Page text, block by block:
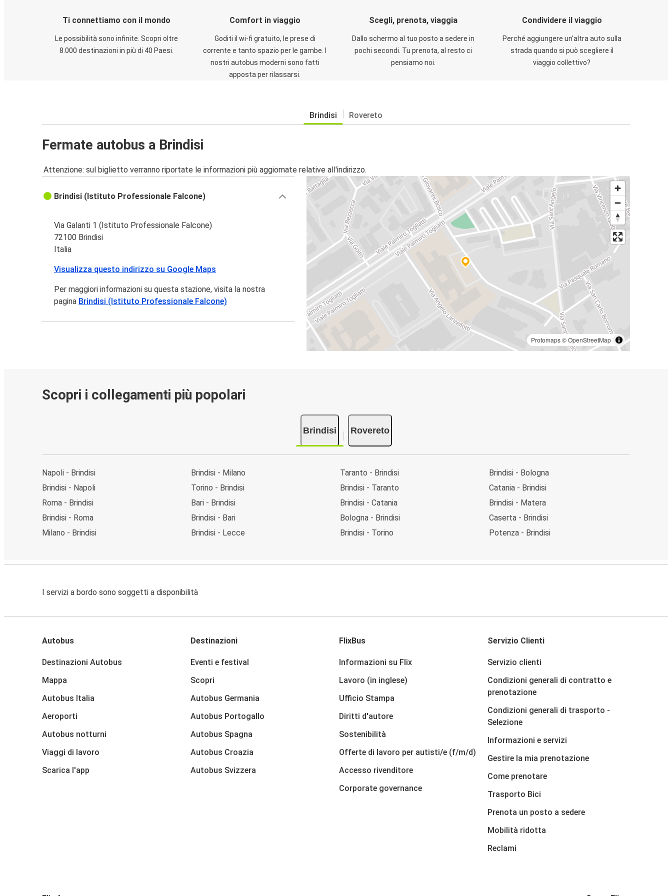
Ti connettiamo con il mondo
Le possibilità sono infinite. Scopri oltre
8.000 destinazioni in più di 40 Paesi.
Comfort in viaggio
Goditi il wi-fi gratuito, le prese di
corrente e tanto spazio per le gambe. I
nostri autobus moderni sono fatti
apposta per rilassarsi.
Scegli, prenota, viaggia
Dallo schermo al tuo posto a sedere in
pochi secondi. Tu prenota, al resto ci
pensiamo noi.
Condividere il viaggio
Perché aggiungere un'altra auto sulla
strada quando si può scegliere il
viaggio collettivo?
Brindisi Rovereto
Fermate autobus a Brindisi
Attenzione: sul biglietto verranno riportate le informazioni più aggiornate relative all'indirizzo.
Protomaps©OpenStreetMap
Brindisi (Istituto Professionale Falcone)
Via Galanti 1 (Istituto Professionale Falcone)
72100 Brindisi
Italia
Visualizza questo indirizzo su Google Maps
Per maggiori informazioni su questa stazione, visita la nostra
pagina Brindisi (Istituto Professionale Falcone)
Scopri i collegamenti più popolari
Brindisi Rovereto
Napoli - Brindisi
Brindisi - Napoli
Roma - Brindisi
Brindisi - Roma
Milano - Brindisi
Brindisi - Milano
Torino - Brindisi
Bari - Brindisi
Brindisi - Bari
Brindisi - Lecce
Taranto - Brindisi
Brindisi - Taranto
Brindisi - Catania
Bologna - Brindisi
Brindisi - Torino
Brindisi - Bologna
Catania - Brindisi
Brindisi - Matera
Caserta - Brindisi
Potenza - Brindisi
I servizi a bordo sono soggetti a disponibilità
Autobus
Destinazioni Autobus
Mappa
Autobus Italia
Aeroporti
Autobus notturni
Viaggi di lavoro
Scarica l'app
Destinazioni
Eventi e festival
Scopri
Autobus Germania
Autobus Portogallo
Autobus Spagna
Autobus Croazia
Autobus Svizzera
FlixBus
Informazioni su Flix
Lavoro (in inglese)
Ufficio Stampa
Diritti d'autore
Sostenibilità
Offerte di lavoro per autisti/e (f/m/d)
Accesso rivenditore
Corporate governance
Servizio Clienti
Servizio clienti
Condizioni generali di contratto e
prenotazione
Condizioni generali di trasporto -
Selezione
Informazioni e servizi
Gestire la mia prenotazione
Come prenotare
Trasporto Bici
Prenota un posto a sedere
Mobilità ridotta
Reclami